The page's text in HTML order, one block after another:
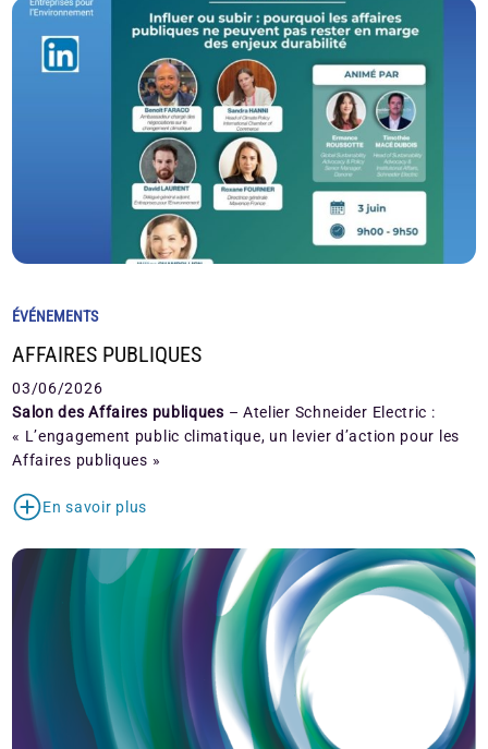
ÉVÉNEMENTS
AFFAIRES PUBLIQUES
03/06/2026
Salon des Affaires publiques – Atelier Schneider Electric :
« L’engagement public climatique, un levier d’action pour les
Affaires publiques »
En savoir plus